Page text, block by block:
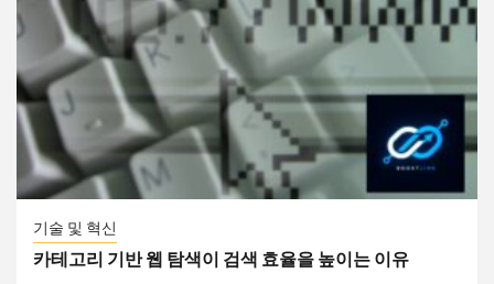
기술 및 혁신
카테고리 기반 웹 탐색이 검색 효율을 높이는 이유